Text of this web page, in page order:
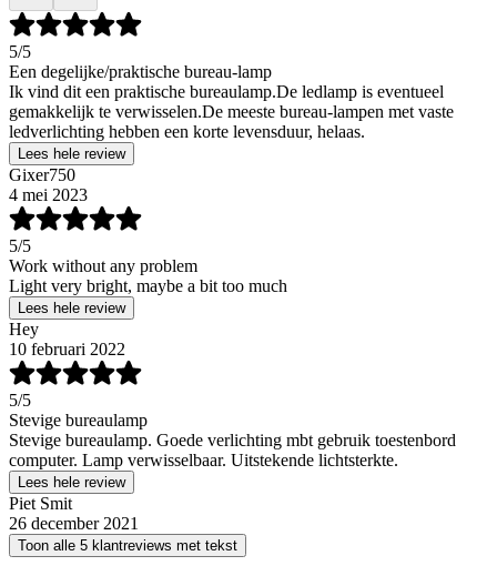
5/5
Een degelijke/praktische bureau-lamp
Ik vind dit een praktische bureaulamp.De ledlamp is eventueel
gemakkelijk te verwisselen.De meeste bureau-lampen met vaste
ledverlichting hebben een korte levensduur, helaas.
Lees hele review
Gixer750
4 mei 2023
5/5
Work without any problem
Light very bright, maybe a bit too much
Lees hele review
Hey
10 februari 2022
5/5
Stevige bureaulamp
Stevige bureaulamp. Goede verlichting mbt gebruik toestenbord
computer. Lamp verwisselbaar. Uitstekende lichtsterkte.
Lees hele review
Piet Smit
26 december 2021
Toon alle 5 klantreviews met tekst